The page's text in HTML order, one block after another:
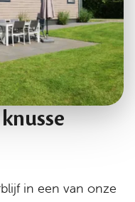
in een van onze